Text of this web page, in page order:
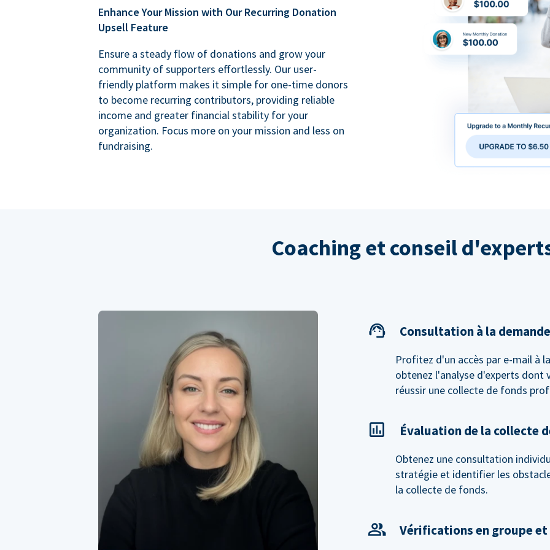
Enhance Your Mission with Our Recurring Donation
Upsell Feature
Ensure a steady flow of donations and grow your
community of supporters effortlessly. Our user-
friendly platform makes it simple for one-time donors
to become recurring contributors, providing reliable
income and greater financial stability for your
organization. Focus more on your mission and less on
fundraising.
Coaching et conseil
Consultation à la
Profitez d'un accès par e-mail à
obtenez l'analyse d'experts dont
réussir une collecte de fonds
Évaluation de la collecte
Obtenez une consultation
stratégie et identifier les
la collecte de fonds.
Vérifications en groupe